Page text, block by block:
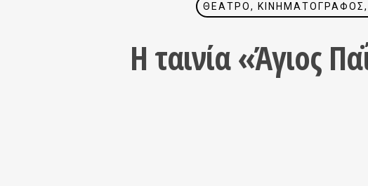
ΘΈΑΤΡΟ, ΚΙΝΗΜΑΤΟΓΡΆΦΟΣ,
Η ταινία «Άγιος